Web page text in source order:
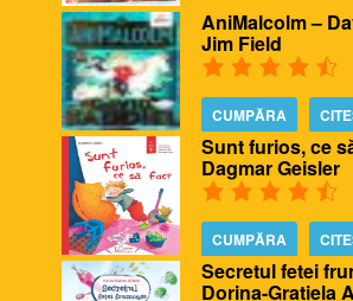
AniMalcolm –
Jim Field
CUMPĂRA
Sunt furios, ce
Dagmar Geisler
CUMPĂRA
Secretul fetei
Dorina-Grațiela